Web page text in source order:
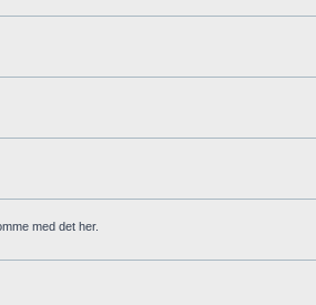
med det her.